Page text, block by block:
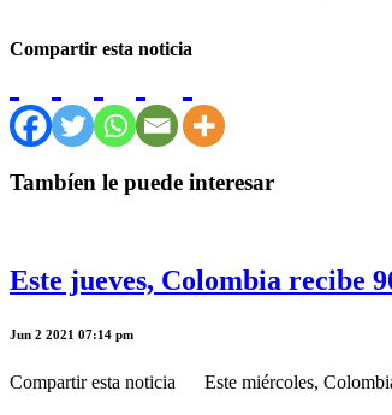
Compartir esta noticia
Tambíen le puede interesar
Este jueves, Colombia recibe
Jun 2 2021 07:14 pm
Compartir esta noticia Este miércoles, Colombia